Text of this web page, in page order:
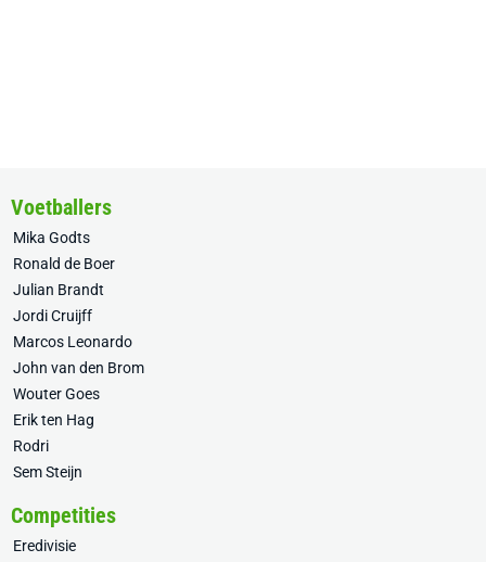
Voetballers
Mika Godts
Ronald de Boer
Julian Brandt
Jordi Cruijff
Marcos Leonardo
John van den Brom
Wouter Goes
Erik ten Hag
Rodri
Sem Steijn
Competities
Eredivisie